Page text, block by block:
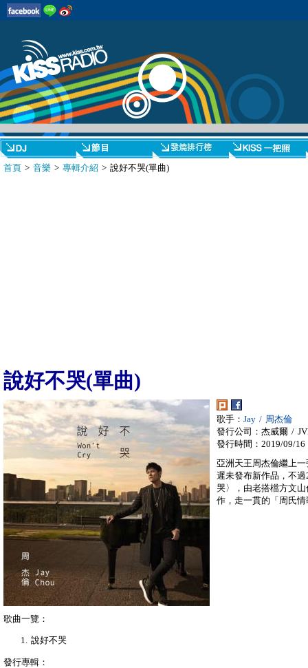
首頁 > 音樂 > 專輯介紹 > 說好不哭(單曲)
說好不哭(單曲)
歌手： Jay / 周杰倫
發行公司：杰威爾 /
發行時間：2019/09/16
亞洲天王周杰倫繼上
遲未發布新作品，不
哭〉，由老搭檔方文
作，走一貫的「周氏
歌曲一覽：
說好不哭
發行專輯：